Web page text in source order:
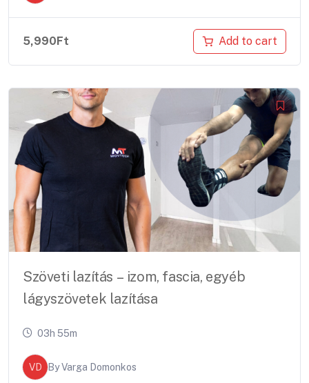
5,990Ft Add to cart
Szöveti lazítás – izom, fascia, egyéb
lágyszövetek lazítása
03h 55m
VD ByVarga Domonkos